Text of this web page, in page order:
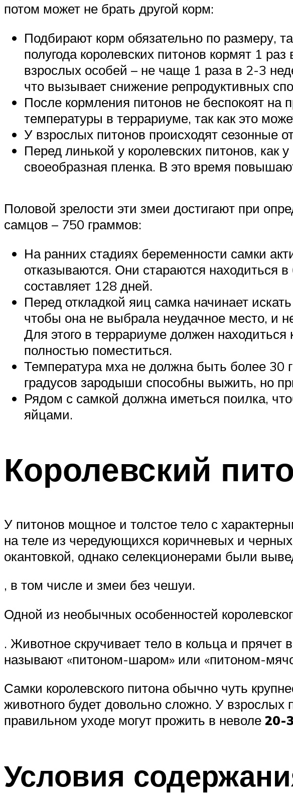
потом может не брать другой корм:
Подбирают корм обязательно по размеру,
полугода королевских питонов кормят 1
взрослых особей – не чаще 1 раза в 2-3
что вызывает снижение репродуктивных
После кормления питонов не беспокоят
температуры в террариуме, так как это
У взрослых питонов происходят сезонные
Перед линькой у королевских питонов, как
своеобразная пленка. В это время
Половой зрелости эти змеи достигают при
самцов – 750 граммов:
На ранних стадиях беременности самки
отказываются. Они стараются находиться
составляет 128 дней.
Перед откладкой яиц самка начинает
чтобы она не выбрала неудачное место, и
Для этого в террариуме должен
полностью поместиться.
Температура мха не должна быть более 30
градусов зародыши способны выжить, но
Рядом с самкой должна иметься поилка,
яйцами.
Королевский
У питонов мощное и толстое тело с
на теле из чередующихся коричневых и
окантовкой, однако селекционерами были
, в том числе и змеи без чешуи.
Одной из необычных особенностей
. Животное скручивает тело в кольца и прячет
называют «питоном-шаром» или «питоном-
Самки королевского питона обычно чуть
животного будет довольно сложно. У
правильном уходе могут прожить в неволе 20-
Условия